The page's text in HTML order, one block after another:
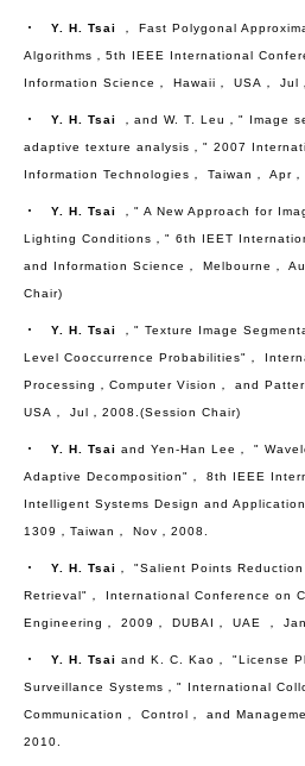
‧ Y. H. Tsai ， Fast Polygonal
Algorithms，5th IEEE International
Information Science， Hawaii， USA， Jul
‧ Y. H. Tsai ，and W. T. Leu，" Image
adaptive texture analysis，" 2007
Information Technologies， Taiwan， Apr
‧ Y. H. Tsai ，" A New Approach for
Lighting Conditions，" 6th IEET
and Information Science， Melbourne，
Chair)
‧ Y. H. Tsai ，" Texture Image
Level Cooccurrence Probabilities"，
Processing，Computer Vision， and
USA， Jul，2008.(Session Chair)
‧ Y. H. Tsai and Yen-Han Lee， "
Adaptive Decomposition"， 8th IEEE
Intelligent Systems Design and
1309，Taiwan， Nov，2008.
‧ Y. H. Tsai ， "Salient Points
Retrieval"， International Conference on
Engineering， 2009， DUBAI， UAE ，
‧ Y. H. Tsai and K. C. Kao， "License
Surveillance Systems，" International
Communication， Control， and
2010.